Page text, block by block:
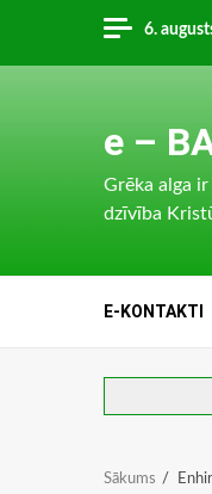
content
6.
e –
Grēka alga
dzīvība
E-KONTAKTI
Sākums